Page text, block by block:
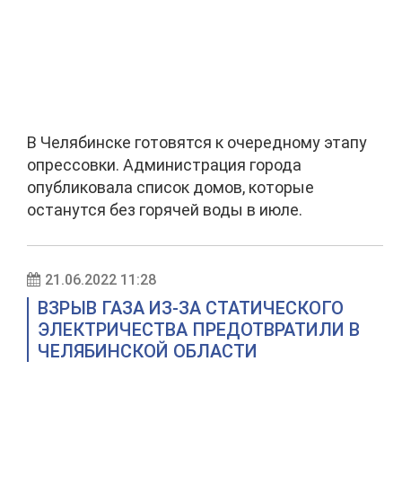
В Челябинске готовятся к очередному этапу
опрессовки. Администрация города
опубликовала список домов, которые
останутся без горячей воды в июле.
21.06.2022 11:28
ВЗРЫВ ГАЗА ИЗ-ЗА СТАТИЧЕСКОГО
ЭЛЕКТРИЧЕСТВА ПРЕДОТВРАТИЛИ В
ЧЕЛЯБИНСКОЙ ОБЛАСТИ